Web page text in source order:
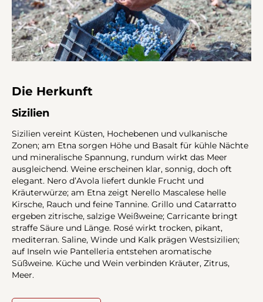
Die Herkunft
Sizilien
Sizilien vereint Küsten, Hochebenen und vulkanische
Zonen; am Etna sorgen Höhe und Basalt für kühle Nächte
und mineralische Spannung, rundum wirkt das Meer
ausgleichend. Weine erscheinen klar, sonnig, doch oft
elegant. Nero d’Avola liefert dunkle Frucht und
Kräuterwürze; am Etna zeigt Nerello Mascalese helle
Kirsche, Rauch und feine Tannine. Grillo und Catarratto
ergeben zitrische, salzige Weißweine; Carricante bringt
straffe Säure und Länge. Rosé wirkt trocken, pikant,
mediterran. Saline, Winde und Kalk prägen Westsizilien;
auf Inseln wie Pantelleria entstehen aromatische
Süßweine. Küche und Wein verbinden Kräuter, Zitrus,
Meer.